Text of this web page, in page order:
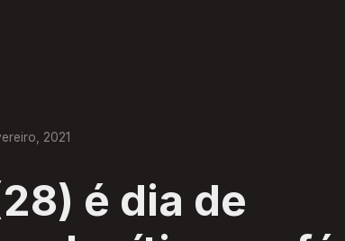
2021
é dia de